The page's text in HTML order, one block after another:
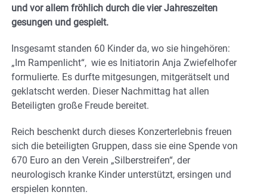
und vor allem fröhlich durch die vier Jahreszeiten
gesungen und gespielt.
Insgesamt standen 60 Kinder da, wo sie hingehören:
„Im Rampenlicht“, wie es Initiatorin Anja Zwiefelhofer
formulierte. Es durfte mitgesungen, mitgerätselt und
geklatscht werden. Dieser Nachmittag hat allen
Beteiligten große Freude bereitet.
Reich beschenkt durch dieses Konzerterlebnis freuen
sich die beteiligten Gruppen, dass sie eine Spende von
670 Euro an den Verein „Silberstreifen“, der
neurologisch kranke Kinder unterstützt, ersingen und
erspielen konnten.